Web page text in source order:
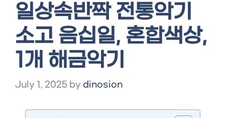
일상속반짝 전통악기
소고 음십일, 혼합색상,
1개 해금악기
July 1, 2025 by dinosion